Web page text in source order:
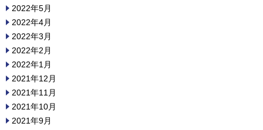
2022年5月
2022年4月
2022年3月
2022年2月
2022年1月
2021年12月
2021年11月
2021年10月
2021年9月